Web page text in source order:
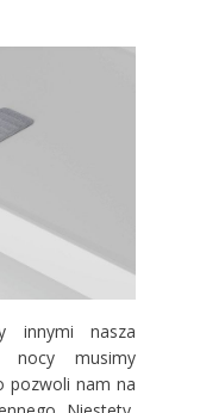
innymi nasza
musimy
pozwoli nam na